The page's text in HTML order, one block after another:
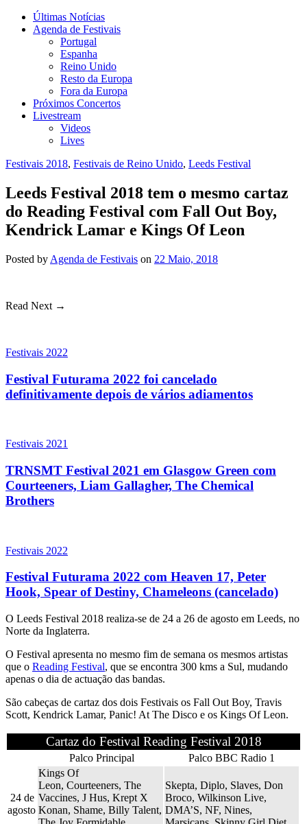
Últimas Notícias
Agenda de Festivais
Portugal
Espanha
Reino Unido
Resto da Europa
Fora da Europa
Próximos Concertos
Livestream
Videos
Lives
Festivais 2018, Festivais de Reino Unido, Leeds Festival
Leeds Festival 2018 tem o mesmo cartaz
do Reading Festival com Fall Out Boy,
Kendrick Lamar e Kings Of Leon
Posted by Agenda de Festivais on 22 Maio, 2018
Read Next →
Festivais 2022
Festival Futurama 2022 foi cancelado
definitivamente depois de vários adiamentos
Festivais 2021
TRNSMT Festival 2021 em Glasgow Green com
Courteeners, Liam Gallagher, The Chemical
Brothers
Festivais 2022
Festival Futurama 2022 com Heaven 17, Peter
Hook, Spear of Destiny, Chameleons (cancelado)
O Leeds Festival 2018 realiza-se de 24 a 26 de agosto em Leeds, no
Norte da Inglaterra.
O Festival apresenta no mesmo fim de semana os mesmos artistas
que o Reading Festival, que se encontra 300 kms a Sul, mudando
apenas o dia de actuação das bandas.
São cabeças de cartaz dos dois Festivais os Fall Out Boy, Travis
Scott, Kendrick Lamar, Panic! At The Disco e os Kings Of Leon.
Cartaz do Festival Reading Festival 2018
Palco Principal Palco BBC Radio 1
24 de
agosto
Kings Of
Leon, Courteeners, The
Vaccines, J Hus, Krept X
Konan, Shame, Billy Talent,
Skepta, Diplo, Slaves, Don
Broco, Wilkinson Live,
DMA’S, NF, Nines,